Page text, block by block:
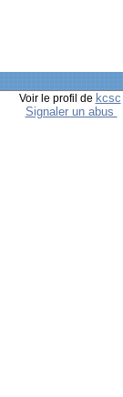
Voir le profil de kcsc
Signaler un abus